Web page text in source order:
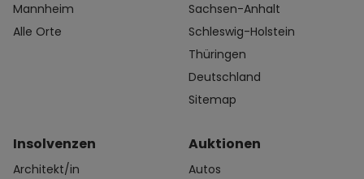
Mannheim
Alle Orte
Sachsen-Anhalt
Schleswig-Holstein
Thüringen
Deutschland
Sitemap
Insolvenzen
Architekt/in
Auktionen
Autos